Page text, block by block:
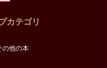
カテゴリ
の他の本